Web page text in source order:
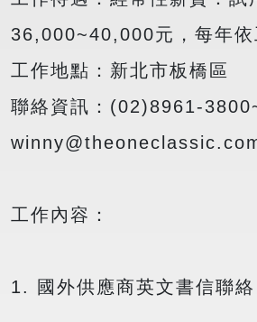
36,000~40,000元，每年依
工作地點：新北市板橋區
聯絡資訊：(02)8961-
工作內容：
1. 國外供應商英文書信聯絡